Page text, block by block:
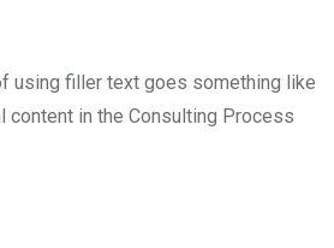
using filler text goes something like
content in the Consulting Process